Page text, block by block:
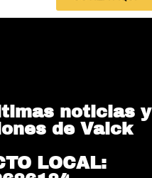
noticias y
de Valck
LOCAL: